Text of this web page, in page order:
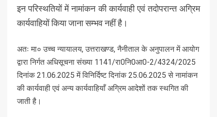
इन परिस्थतियों में नामांकन की कार्यवाही एवं तदोपरान्त अग्रिम
कार्यवाहियों किया जाना सम्भव नहीं है।
अतः मा० उच्च न्यायालय, उत्तराखण्ड, नैनीताल के अनुपालन में आयोग
द्वारा निर्गत अधिसूचना संख्या 1141/रा0नि0आ0-2/4324/2025
दिनांक 21.06.2025 में विनिर्दिष्ट दिनांक 25.06.2025 से नामांकन
की कार्यवाही एवं अन्य कार्यवाहियाँ अग्रिम आदेशों तक स्थगित की
जाती है।